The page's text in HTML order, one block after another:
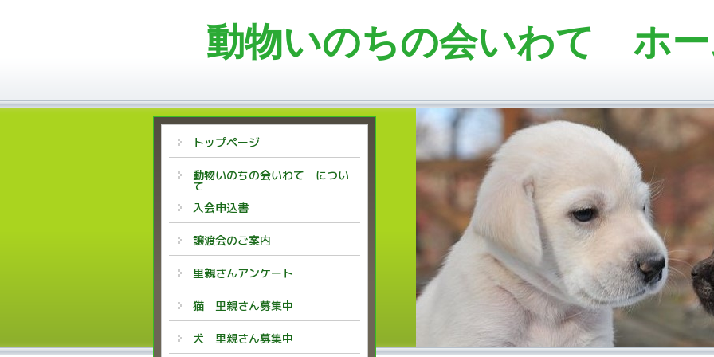
動物いのちの会いわて ホ
トップページ
動物いのちの会いわて につい
て
入会申込書
譲渡会のご案内
里親さんアンケート
猫 里親さん募集中
犬 里親さん募集中